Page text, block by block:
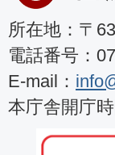
所在地：〒
電話番号：
E-mail：
本庁舎開庁